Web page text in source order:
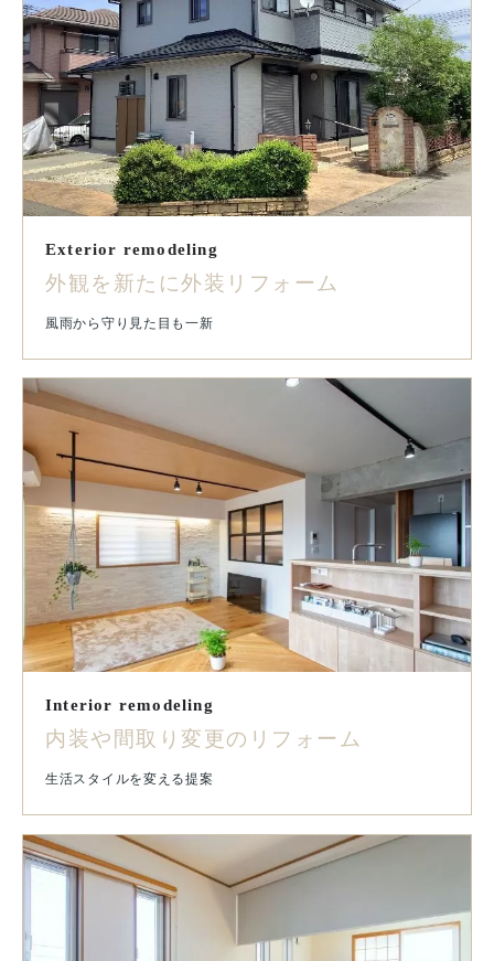
Exterior remodeling
外観を新たに外装リフォーム
風雨から守り見た目も一新
Interior remodeling
内装や間取り変更のリフォーム
生活スタイルを変える提案